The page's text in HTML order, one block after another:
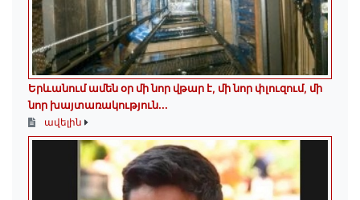
Երևանում ամեն օր մի նոր վթար է, մի նոր փլուզում, մի
նոր խայտառակություն...
ավելին